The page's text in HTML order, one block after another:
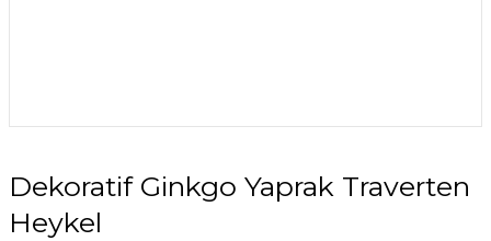
Dekoratif Ginkgo Yaprak Traverten
Heykel